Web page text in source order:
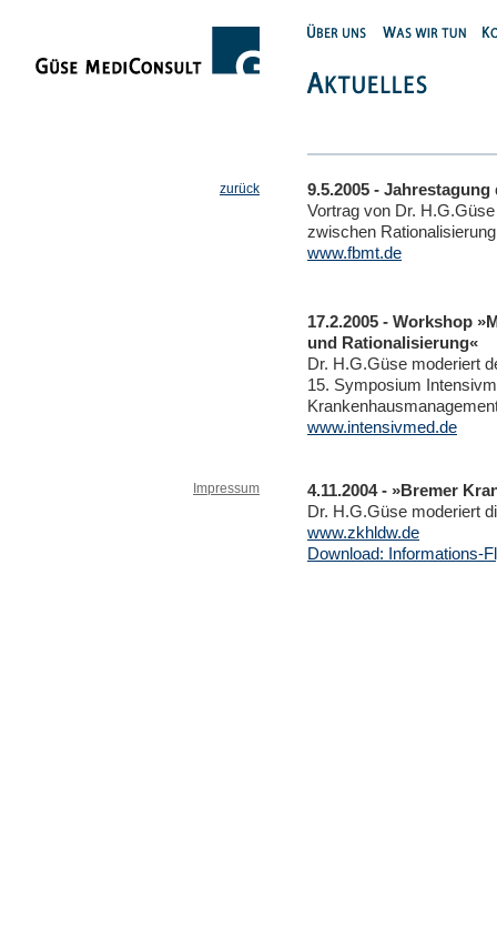
zurück
Impressum
9.5.2005 -
Vortrag von Dr.
zwischen
www.fbmt.de
17.2.2005 - Workshop
und Rationalisierung«
Dr. H.G.Güse moderiert
15. Symposium
www.intensivmed.de
4.11.2004 - »Bremer
Dr. H.G.Güse moderiert
www.zkhldw.de
Download: Informations-